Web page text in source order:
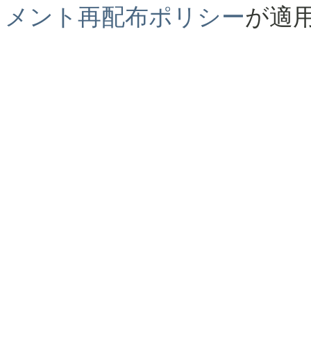
メント再配布ポリシーが適